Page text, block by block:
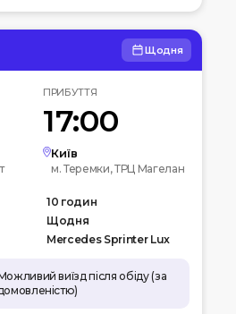
4
Щодня
ПРИБУТТЯ
17:00
Київ
м. Теремки, ТРЦ Магелан
Mercedes Sprinter Lux
10 годин
Щодня
виїзд після обіду (за